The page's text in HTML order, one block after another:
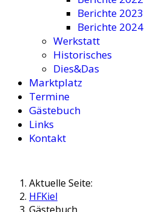
Berichte 2023
Berichte 2024
Werkstatt
Historisches
Dies&Das
Marktplatz
Termine
Gästebuch
Links
Kontakt
Aktuelle Seite:
HFKiel